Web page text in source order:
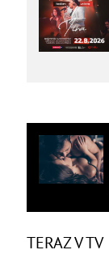
TERAZ V TV